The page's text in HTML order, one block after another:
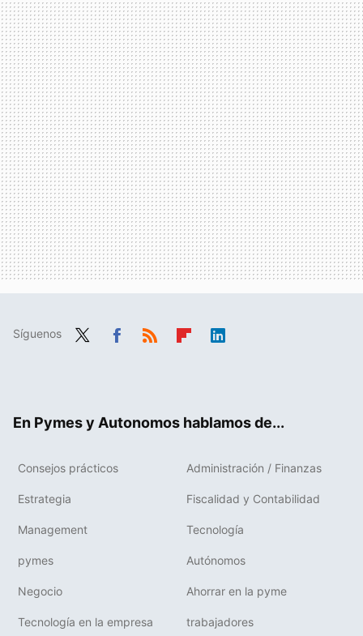
Síguenos
En Pymes y Autonomos hablamos de...
Consejos prácticos Administración / Finanzas
Estrategia Fiscalidad y Contabilidad
Management Tecnología
pymes Autónomos
Negocio Ahorrar en la pyme
Tecnología en la empresa trabajadores